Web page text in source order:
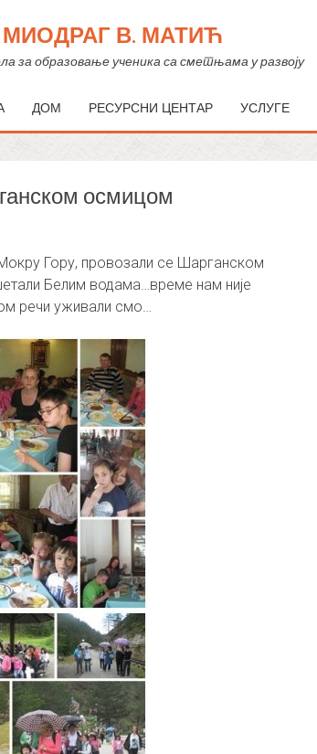
МИОДРАГ В. МАТИЋ
за образовање ученика са сметњама у развоју
ДОМ РЕСУРСНИ ЦЕНТАР УСЛУГЕ
осмицом
Гору, провозали се Шарганском
Белим водама…време нам није
речи уживали смо…